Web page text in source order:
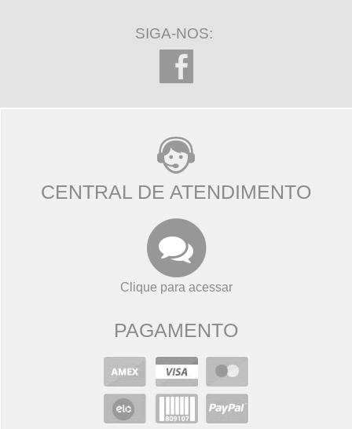
SIGA-NOS:
CENTRAL DE ATENDIMENTO
Clique para acessar
PAGAMENTO